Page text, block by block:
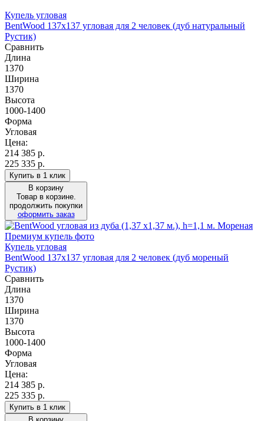
Купель угловая
BentWood 137х137 угловая для 2 человек (дуб натуральный
Рустик)
Сравнить
Длина
1370
Ширина
1370
Высота
1000-1400
Форма
Угловая
Цена:
214 385 р.
225 335 р.
Купить в 1 клик
В корзину
Товар в корзине.
продолжить покупки
оформить заказ
Купель угловая
BentWood 137х137 угловая для 2 человек (дуб мореный
Рустик)
Сравнить
Длина
1370
Ширина
1370
Высота
1000-1400
Форма
Угловая
Цена:
214 385 р.
225 335 р.
Купить в 1 клик